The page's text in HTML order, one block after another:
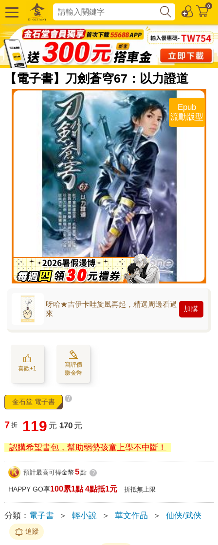
0
【電子書】刀劍蒼穹67：以力證道
Epub
流動版型
呀哈★吉伊卡哇旋風再起，精選周邊看過
來
加購
喜歡+1
寫評價
賺金幣
金石堂 電子書 ?
7 折 119 元 170 元
認購希望書包，幫助弱勢孩童上學不中斷！
預計最高可得金幣 5點 ?
HAPPY GO享100累1點 4點抵1元 折抵無上限
分類： 電子書 ＞ 輕小說 ＞ 華文作品 ＞ 仙俠/武俠
追蹤